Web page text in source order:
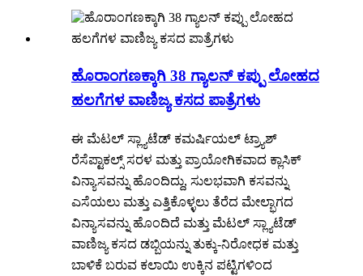
ಹೊರಾಂಗಣಕ್ಕಾಗಿ 38 ಗ್ಯಾಲನ್ ಕಪ್ಪು ಲೋಹದ
ಹಲಗೆಗಳ ವಾಣಿಜ್ಯ ಕಸದ ಪಾತ್ರೆಗಳು
ಈ ಮೆಟಲ್ ಸ್ಲ್ಯಾಟೆಡ್ ಕಮರ್ಷಿಯಲ್ ಟ್ರ್ಯಾಶ್
ರೆಸೆಪ್ಟಾಕಲ್ಸ್ ಸರಳ ಮತ್ತು ಪ್ರಾಯೋಗಿಕವಾದ ಕ್ಲಾಸಿಕ್
ವಿನ್ಯಾಸವನ್ನು ಹೊಂದಿದ್ದು, ಸುಲಭವಾಗಿ ಕಸವನ್ನು
ಎಸೆಯಲು ಮತ್ತು ಎತ್ತಿಕೊಳ್ಳಲು ತೆರೆದ ಮೇಲ್ಭಾಗದ
ವಿನ್ಯಾಸವನ್ನು ಹೊಂದಿದೆ ಮತ್ತು ಮೆಟಲ್ ಸ್ಲ್ಯಾಟೆಡ್
ವಾಣಿಜ್ಯ ಕಸದ ಡಬ್ಬಿಯನ್ನು ತುಕ್ಕು-ನಿರೋಧಕ ಮತ್ತು
ಬಾಳಿಕೆ ಬರುವ ಕಲಾಯಿ ಉಕ್ಕಿನ ಪಟ್ಟಿಗಳಿಂದ